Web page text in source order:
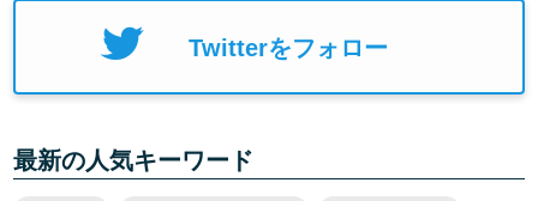
Twitterをフォロー
最新の人気キーワード